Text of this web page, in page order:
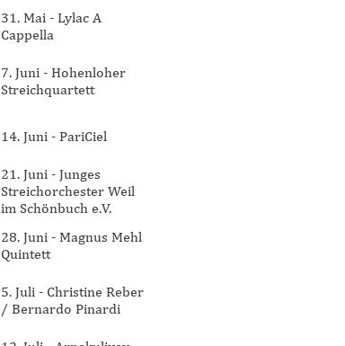
31. Mai - Lylac A
Cappella
7. Juni - Hohenloher
Streichquartett
14. Juni - PariCiel
21. Juni - Junges
Streichorchester Weil
im Schönbuch e.V.
28. Juni - Magnus Mehl
Quintett
5. Juli - Christine Reber
/ Bernardo Pinardi